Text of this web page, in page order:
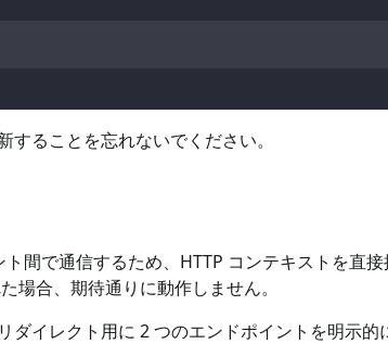
ることを忘れないでください。
間で通信するため、HTTP コンテキストを直
場合、期待通りに動作しません。
イレクト用に 2 つのエンドポイントを明示的